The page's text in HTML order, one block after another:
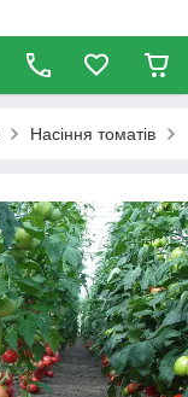
Насіння томатів